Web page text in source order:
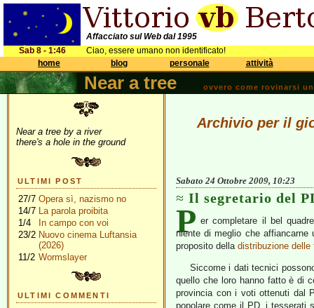
Affacciato sul Web dal 1995
Sab 8 - 1:46
Ciao, essere umano non identificato!
home
blog personale attività
Near a tree ovvero come rovinarsi
Near a tree by a river
there's a hole in the ground
ULTIMI POST
27/7 Opera sì, nazismo no
14/7 La parola proibita
1/4
In campo con voi
23/2 Nuovo cinema Luftansia
(2026)
11/2 Wormslayer
ULTIMI COMMENTI
Archivio per il
Sabato 24 Ottobre 2009, 10:23
Il segretario del
P er completare il bel
niente di meglio che
proposito della distribuzione
Siccome i dati tecnici
quello che loro hanno fatto è di
provincia con i voti ottenuti dal
popolare come il PD, i tesserati